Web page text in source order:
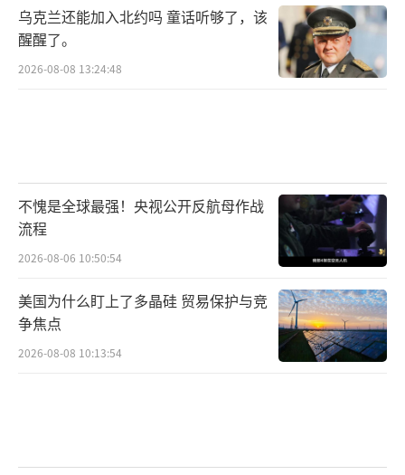
乌克兰还能加入北约吗 童话听够了，该
醒醒了。
2026-08-08 13:24:48
不愧是全球最强！央视公开反航母作战
流程
2026-08-06 10:50:54
美国为什么盯上了多晶硅 贸易保护与竞
争焦点
2026-08-08 10:13:54